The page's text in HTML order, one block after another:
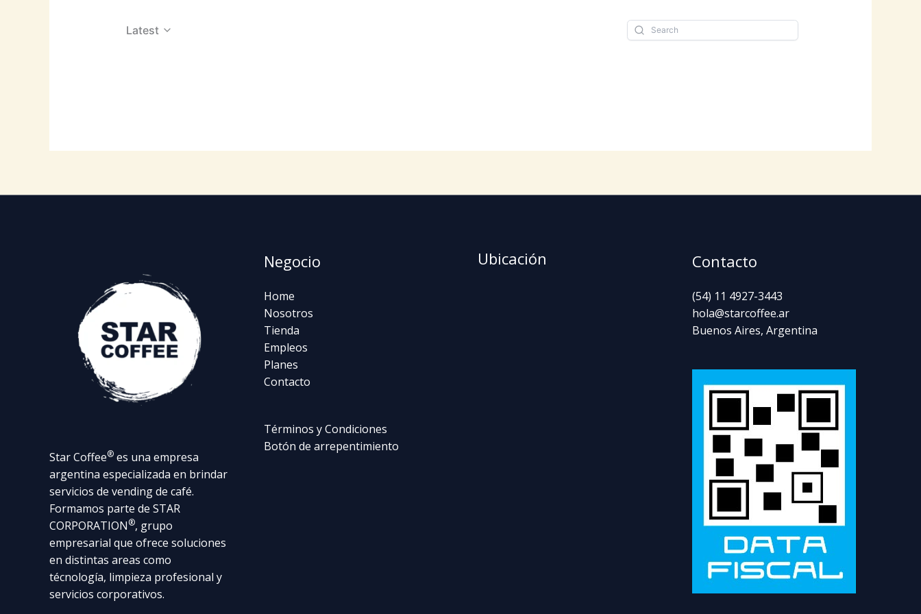
Latest
Star Coffee® es una empresa
argentina especializada en brindar
servicios de vending de café.
Formamos parte de STAR
CORPORATION®, grupo
empresarial que ofrece soluciones
en distintas areas como
técnología, limpieza profesional y
servicios corporativos.
Negocio
Home
Nosotros
Tienda
Empleos
Planes
Contacto
Términos y Condiciones
Botón de arrepentimiento
Ubicación Contacto
(54) 11 4927-3443
hola@starcoffee.ar
Buenos Aires, Argentina